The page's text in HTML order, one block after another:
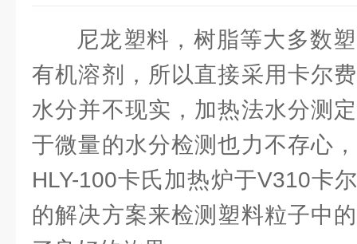
尼龙塑料，树脂等大多数
有机溶剂，所以直接采用卡尔
水分并不现实，加热法水分测
于微量的水分检测也力不存心
HLY-100卡氏加热炉于V310卡
的解决方案来检测塑料粒子中